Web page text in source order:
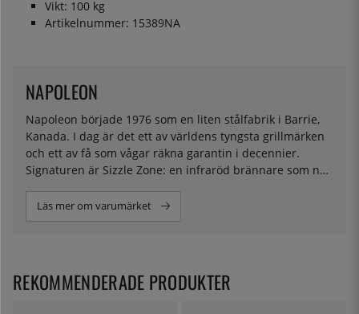
Vikt: 100 kg
Artikelnummer: 15389NA
Napoleon började 1976 som en liten stålfabrik i Barrie,
Kanada. I dag är det ett av världens tyngsta grillmärken
och ett av få som vågar räkna garantin i decennier.
Signaturen är Sizzle Zone: en infraröd brännare som når
karamelliserade yta som skiljer grillmästare från
korvvändare. Lägg till JETFIRE-tändning som startar på
NAPOLEON
Läs mer om varumärket
REKOMMENDERADE PRODUKTER